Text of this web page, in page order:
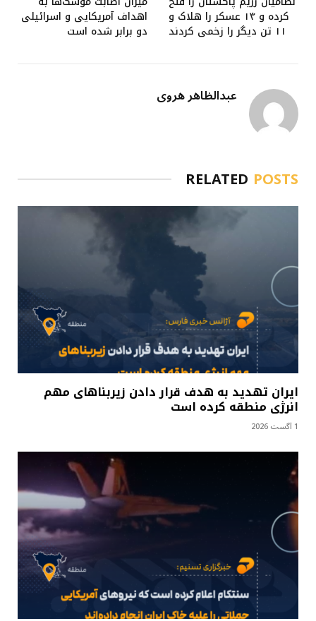
کرده و ۱۴ عسکر را هلاک و
۱۱ تن دیگر را زخمی کردند
اهداف آمریکایی و اسرائیلی
دو برابر شده است
عبدالظاهر هروی
RELATED POSTS
ایران تهدید به هدف قرار دادن زیربناهای مهم
انرژی منطقه کرده است
1 آگست 2026